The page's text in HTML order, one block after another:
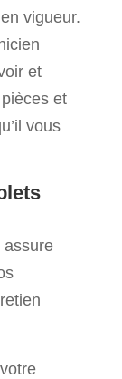
vigueur.
et
et
vous
assure